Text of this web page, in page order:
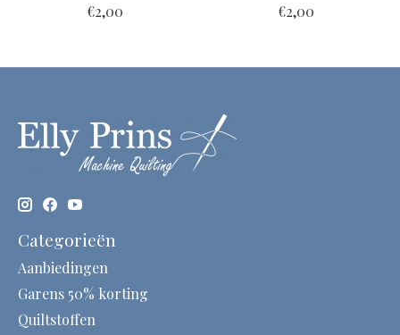
€2,00
€2,00
Categorieën
Aanbiedingen
Garens 50% korting
Quiltstoffen